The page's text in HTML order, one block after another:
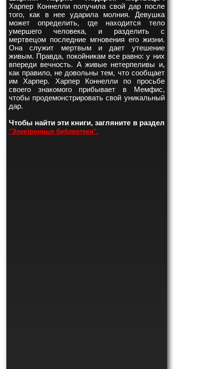
Харпер Коннелли получила свой дар после
того, как в нее ударила молния. Девушка
может определить, где находится тело
умершего человека, и разделить с
мертвецом последние мгновения его жизни.
Она служит мертвым и дает утешение
живым. Правда, покойникам все равно: у них
впереди вечность. А живые нетерпеливы и,
как правило, не довольны тем, что сообщает
им Харпер. Харпер Коннелли по просьбе
своего знакомого прибывает в Мемфис,
чтобы продемонстрировать свой уникальный
дар.
Чтобы найти эти книги, загляните в раздел
"Электронные библиотеки".